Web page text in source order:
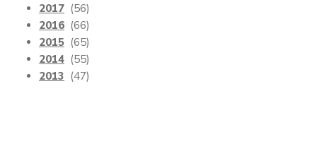
2017 (56)
2016 (66)
2015 (65)
2014 (55)
2013 (47)